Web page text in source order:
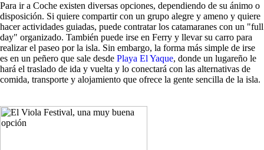
Para ir a Coche existen diversas opciones, dependiendo de su ánimo o
disposición. Si quiere compartir con un grupo alegre y ameno y quiere
hacer actividades guiadas, puede contratar los catamaranes con un "full
day" organizado. También puede irse en Ferry y llevar su carro para
realizar el paseo por la isla. Sin embargo, la forma más simple de irse
es en un peñero que sale desde Playa El Yaque, donde un lugareño le
hará el traslado de ida y vuelta y lo conectará con las alternativas de
comida, transporte y alojamiento que ofrece la gente sencilla de la isla.